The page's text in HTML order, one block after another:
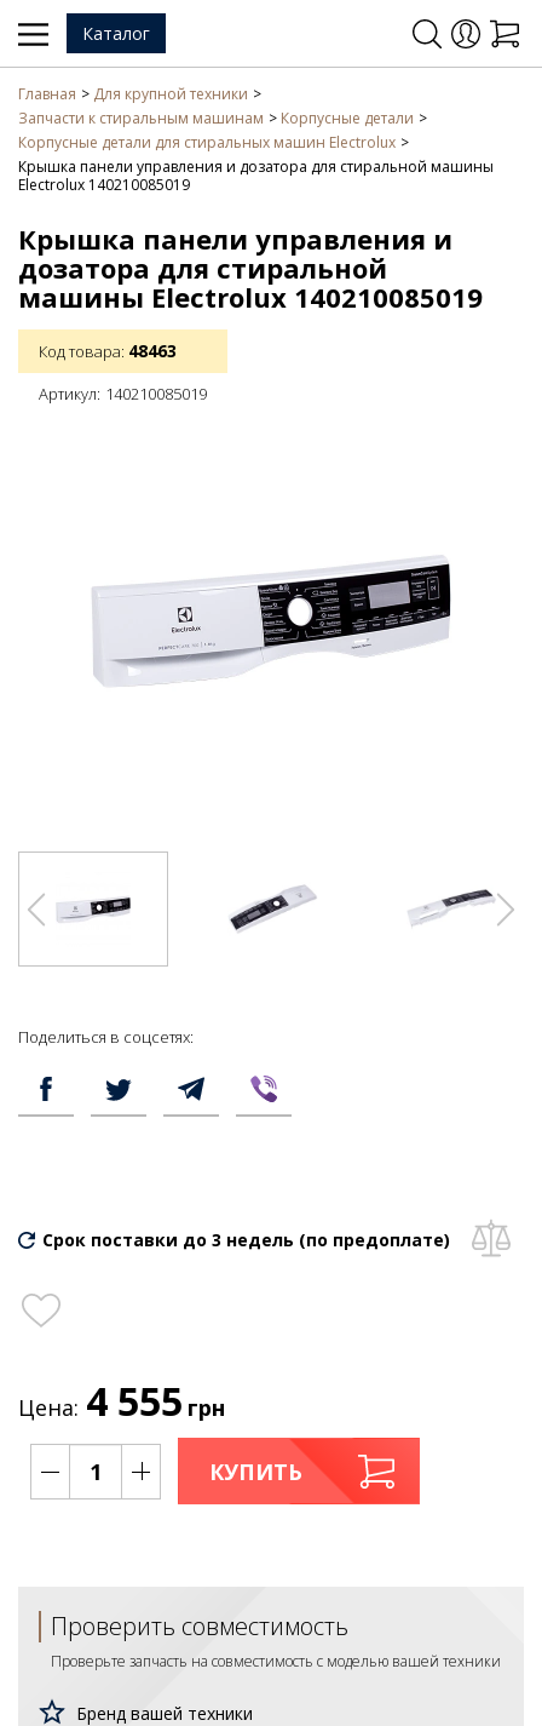
Каталог
Главная
Для крупной техники
Запчасти к стиральным машинам
Корпусные детали
Корпусные детали для стиральных машин Electrolux
Крышка панели управления и дозатора для стиральной машины
Electrolux 140210085019
Крышка панели управления и
дозатора для стиральной
машины Electrolux 140210085019
Код товара: 48463
Артикул: 140210085019
Поделиться в соцсетях:
Срок поставки до 3 недель (по предоплате)
Цена: 4 555 грн
КУПИТЬ
Проверить совместимость
Проверьте запчасть на совместимость с моделью вашей техники
Бренд вашей техники